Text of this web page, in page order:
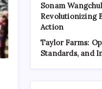
Sonam
Revolutionizing
Action
Taylor Farms:
Standards, and